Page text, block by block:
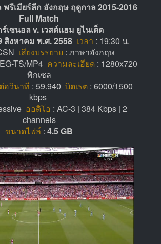
รีเมียร์ลีก อังกฤษ ฤดูกาล 2015-2016
Full Match
เซนอล v. เวสต์แฮม ยูไนเต็ด
สิงหาคม พ.ศ. 2558 เวลา : 19:30 น.
เสียงบรรยาย : ภาษาอังกฤษ
TS/MP4 ความละเอียด : 1280x720
พิกเซล
อวินาที : 59.940 บิตเรต : 6000/1500
kbps
ออดิโอ : AC-3 | 384 Kbps | 2
channels
ขนาดไฟล์ : 4.5 GB